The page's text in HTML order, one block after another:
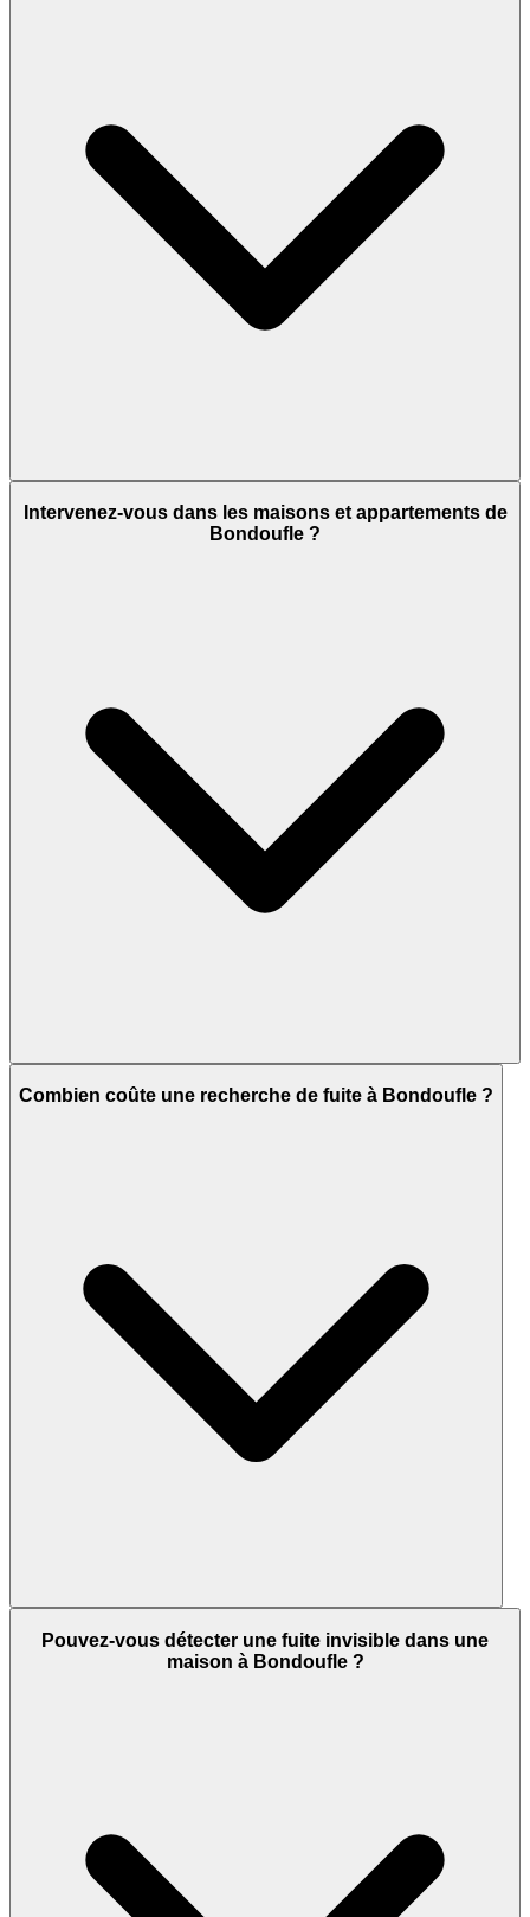
Intervenez-vous dans les maisons et appartements de
Bondoufle ?
Combien coûte une recherche de fuite à Bondoufle ?
Pouvez-vous détecter une fuite invisible dans une
maison à Bondoufle ?